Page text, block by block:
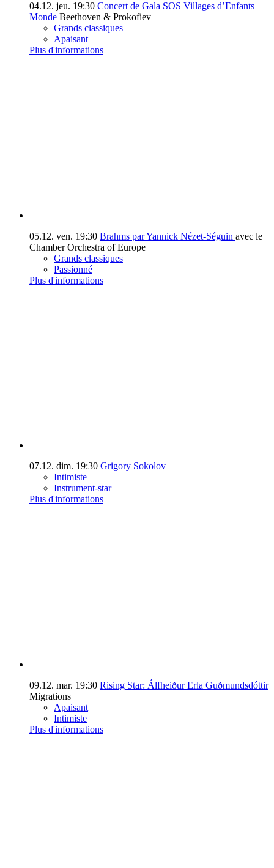
04.12. jeu. 19:30 Concert de Gala SOS Villages d’Enfants
Monde Beethoven & Prokofiev
Grands classiques
Apaisant
Plus d'informations
05.12. ven. 19:30 Brahms par Yannick Nézet-Séguin avec le
Chamber Orchestra of Europe
Grands classiques
Passionné
Plus d'informations
07.12. dim. 19:30 Grigory Sokolov
Intimiste
Instrument-star
Plus d'informations
09.12. mar. 19:30 Rising Star: Álfheiður Erla Guðmundsdóttir
Migrations
Apaisant
Intimiste
Plus d'informations